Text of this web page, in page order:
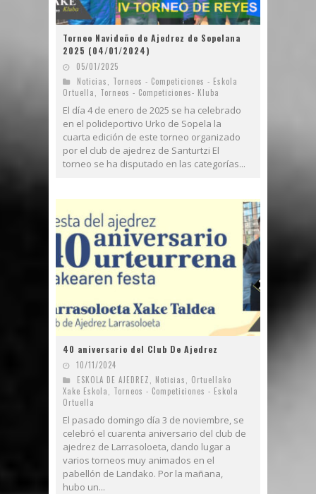
Torneo Navideño de Ajedrez de Sopelana
2025 (04/01/2024)
05/01/2025
Noticias, Torneos - Competiciones - Eskola
Ortuella, Torneos - Competiciones- Kluba
El día 4 de enero de 2025 se ha celebrado
en el polideportivo Urko de Sopela la
cuarta edición de este torneo organizado
por el club de ajedrez de Santurtzi El
torneo se ha disputado en las categorías...
40 aniversario del Club De Ajedrez
10/11/2024
ESKOLA DE AJEDREZ
Noticias
Ortuellako
Xake Eskola
Torneos - Competiciones - Eskola
Ortuella
El pasado domingo día 3 de noviembre, se
celebró el cuarenta aniversario del club de
ajedrez de Larrasoloeta, dando lugar a
varios torneos muy animados en el
pabellón de Landako. Por la mañana,
hubo un...